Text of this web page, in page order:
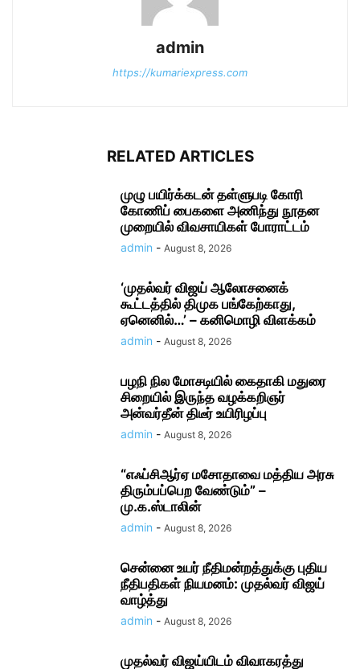
admin
https://kumariexpress.com
RELATED ARTICLES
முழு பயிர்க்கடன் தள்ளுபடி கோரி
கோணிப் பைகளை அணிந்து நூதன
முறையில் விவசாயிகள் போராட்டம்
admin - August 8, 2026
‘முதல்வர் விஜய் ஆலோசனைக்
கூட்டத்தில் திமுக பங்கேற்காது,
ஏனெனில்…’ – கனிமொழி விளக்கம்
admin - August 8, 2026
பழநி நில மோசடியில் கைதாகி மதுரை
சிறையில் இருந்த வழக்கறிஞர்
அன்வர்தீன் திடீர் உயிரிழப்பு
admin - August 8, 2026
“எஃப்சிஆர்ஏ மசோதாவை மத்திய அரசு
திரும்பப்பெற வேண்டும்” –
மு.க.ஸ்டாலின்
admin - August 8, 2026
சென்னை உயர் நீதிமன்றத்துக்கு புதிய
நீதிபதிகள் நியமனம்: முதல்வர் விஜய்
வாழ்த்து
admin - August 8, 2026
முதல்வர் விஜய்யிடம் விவாகரத்து